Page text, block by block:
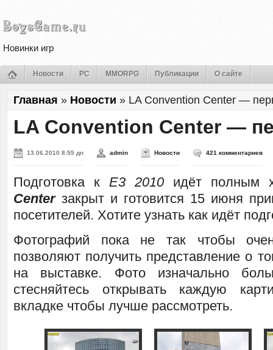
Новинки игр
Новости PC MMORPG Публикации О сайте
Главная » Новости » LA Convention Center —
LA Convention Center —
13.06.2010 8:55 дп admin Новости 421 комментариев
Подготовка к Е3 2010 идёт полным
Centerзакрыт и готовится 15 июня
посетителей. Хотите узнать как идёт
Фотографий пока не так чтобы
позволяют получить представление о
на выставке. Фото изначально
стесняйтесь открывать каждую
вкладке чтобы лучше рассмотреть.